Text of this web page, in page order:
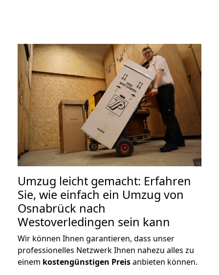
Umzug leicht gemacht: Erfahren
Sie, wie einfach ein Umzug von
Osnabrück nach
Westoverledingen sein kann
Wir können Ihnen garantieren, dass unser
professionelles Netzwerk Ihnen nahezu alles zu
einem kostengünstigen Preisanbieten können.